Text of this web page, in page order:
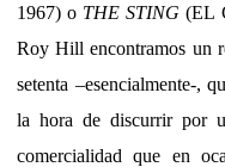
1967) o THE STING(EL
Roy Hill encontramos un
setenta –esencialmente-,
la hora de discurrir por
comercialidad que en